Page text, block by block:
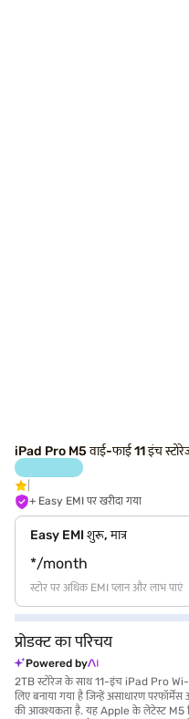
iPad Pro M5 वाई-फाई 11 इंच
+ Easy EMI पर खरीदा गया
Easy EMI शुरू, मात्र
*/month
स्टोर पर अधिक EMI प्लान और लाभ पाएं
प्रोडक्ट का परिचय
Powered by
2TB स्टोरेज के साथ 11-इंच iPad Pro
लिए बनाया गया है जिन्हें असाधारण
की आवश्यकता है. यह Apple के लेटेस्ट M5